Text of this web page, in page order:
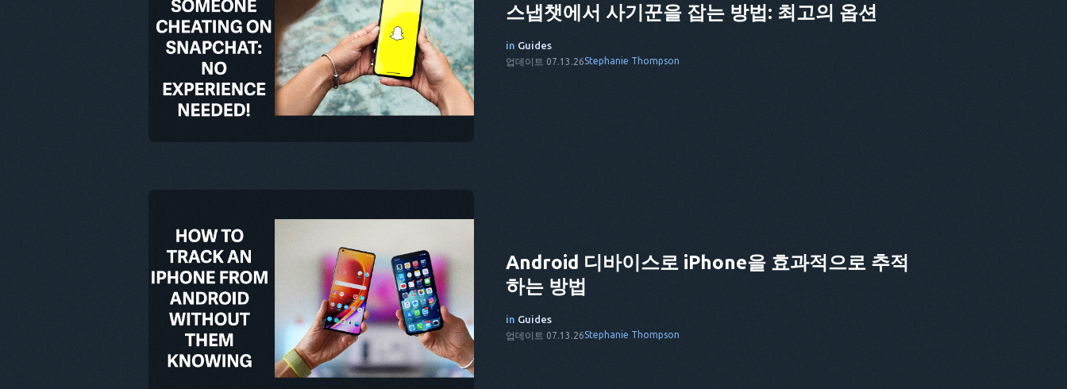
스냅챗에서 사기꾼을 잡는 방법: 최고의 옵션
in Guides
업데이트 07.13.26Stephanie Thompson
Android 디바이스로 iPhone을 효과적으로 추적
하는 방법
in Guides
업데이트 07.13.26Stephanie Thompson